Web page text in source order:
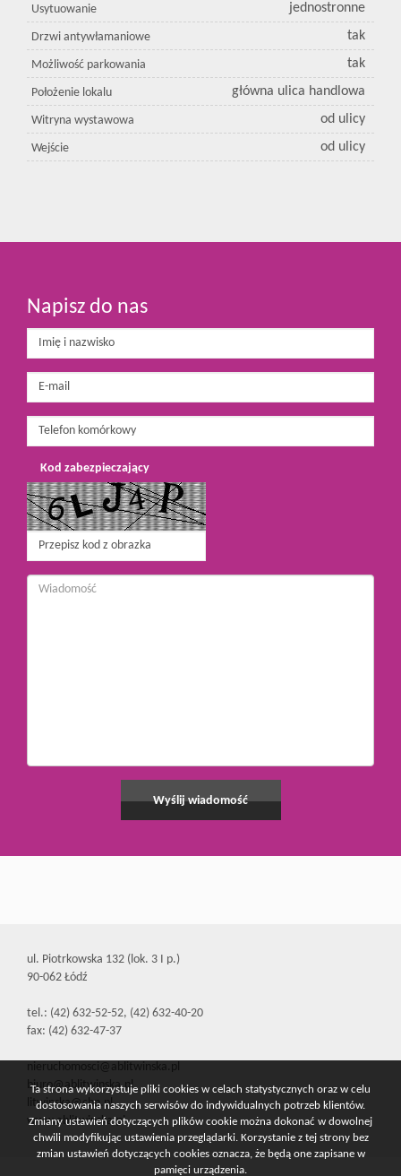
Usytuowanie jednostronne
Drzwi antywłamaniowe tak
Możliwość parkowania tak
Położenie lokalu główna ulica handlowa
Witryna wystawowa od ulicy
Wejście od ulicy
Napisz do nas
Kod zabezpieczający
ul. Piotrkowska 132 (lok. 3 I p.)
90-062 Łódź
tel.: (42) 632-52-52, (42) 632-40-20
fax: (42) 632-47-37
nieruchomosci@ablitwinska.pl
biuro@ablitwinska.pl
litwinska@cbn.pl
www.ablitwinska.pl
Ta strona wykorzystuje pliki cookies w celach statystycznych oraz w celu
dostosowania naszych serwisów do indywidualnych potrzeb klientów.
Zmiany ustawień dotyczących plików cookie można dokonać w dowolnej
chwili modyfikując ustawienia przeglądarki. Korzystanie z tej strony bez
zmian ustawień dotyczących cookies oznacza, że będą one zapisane w
pamięci urządzenia.